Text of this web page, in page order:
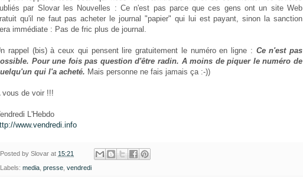
par Slovar les Nouvelles : Ce n'est pas parce que ces gens ont un site Web
qu'il ne faut pas acheter le journal "papier" qui lui est payant, sinon la sanction
immédiate : Pas de fric plus de journal.
rappel (bis) à ceux qui pensent lire gratuitement le numéro en ligne : Ce n'est pas
Pour une fois pas question d'être radin. A moins de piquer le numéro de
qui l'a acheté. Mais personne ne fais jamais ça :-))
vous de voir !!!
L'Hebdo
www.vendredi.info
Posted by Slovar at 15:21
Labels: media, presse, vendredi